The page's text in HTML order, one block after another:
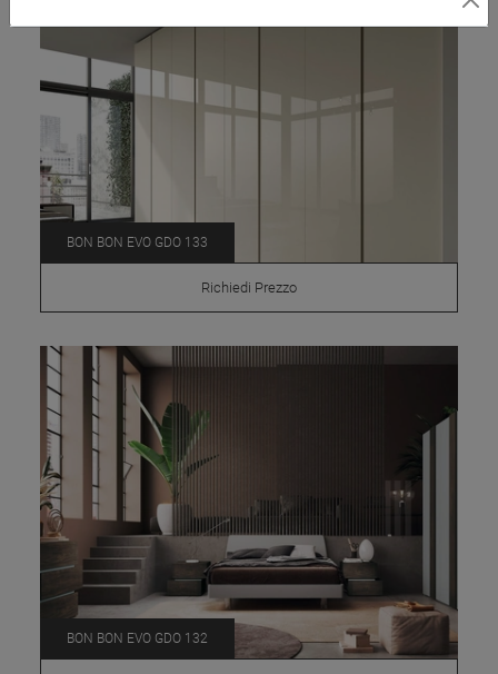
BON BON EVO GDO 133
Richiedi Prezzo
BON BON EVO GDO 132